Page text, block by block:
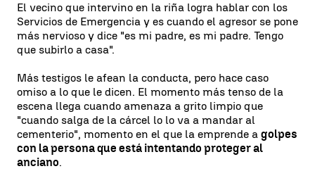
El vecino que intervino en la riña logra hablar con los
Servicios de Emergencia y es cuando el agresor se pone
más nervioso y dice "es mi padre, es mi padre. Tengo
que subirlo a casa".
Más testigos le afean la conducta, pero hace caso
omiso a lo que le dicen. El momento más tenso de la
escena llega cuando amenaza a grito limpio que
"cuando salga de la cárcel lo lo va a mandar al
cementerio", momento en el que la emprende a golpes
con la persona que está intentando proteger al
anciano.